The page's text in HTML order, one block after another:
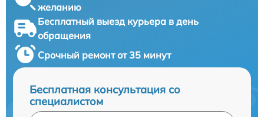
желанию
Бесплатный выезд курьера в день
обращения
Срочный ремонт от 35 минут
Бесплатная консультация со
специалистом